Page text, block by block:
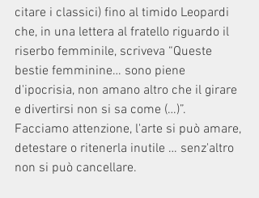
citare i classici) fino al timido Leopardi
che, in una lettera al fratello riguardo il
riserbo femminile, scriveva “Queste
bestie femminine… sono piene
d'ipocrisia, non amano altro che il girare
e divertirsi non si sa come (…)”.
Facciamo attenzione, l'arte si può amare,
detestare o ritenerla inutile … senz'altro
non si può cancellare.